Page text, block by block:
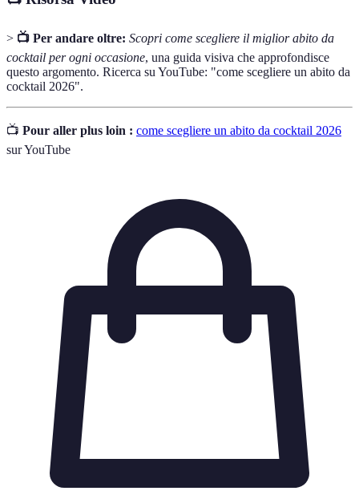
> 📺 Per andare oltre: Scopri come scegliere il miglior abito da
cocktail per ogni occasione, una guida visiva che approfondisce
questo argomento. Ricerca su YouTube: "come scegliere un abito da
cocktail 2026".
📺 Pour aller plus loin : come scegliere un abito da cocktail 2026
sur YouTube